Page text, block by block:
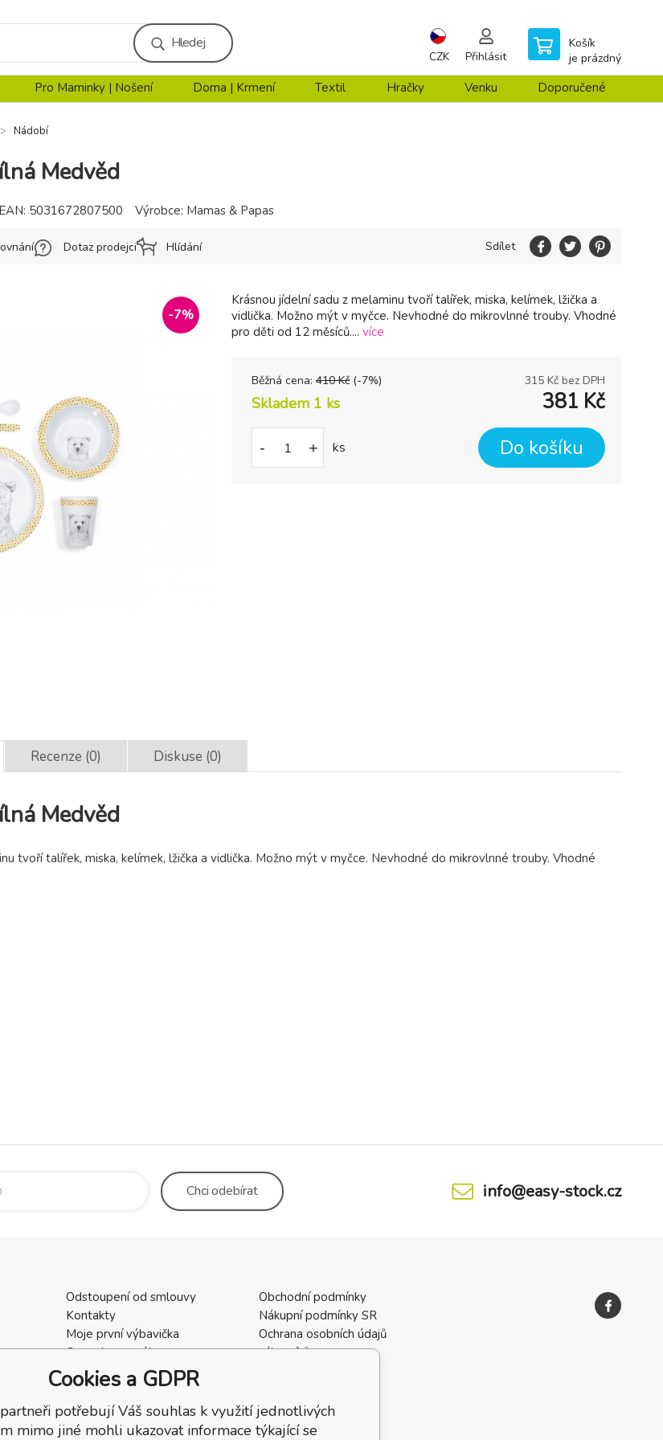
Hledej
CZK Přihlásit
Košík
je prázdný
Pro Maminky | Nošení Doma | Krmení Textil Hračky Venku Doporučené
Nádobí
Medvěd
-7%
Krásnou jídelní sadu z melaminu tvoří talířek, miska, kelímek, lžička a
vidlička. Možno mýt v myčce. Nevhodné do mikrovlnné trouby. Vhodné
pro děti od 12 měsíců.... více
Běžná cena: 410 Kč (-7%) 315 Kč bez DPH
Skladem 1 ks 381 Kč
- + ks Do košíku
EAN: 5031672807500 Výrobce: Mamas & Papas
Dotaz prodejci Hlídání Sdílet
Recenze (0) Diskuse (0)
Medvěd
tvoří talířek, miska, kelímek, lžička a vidlička. Možno mýt v myčce. Nevhodné do mikrovlnné trouby. Vhodné
Chciodebírat info@easy-stock.cz
Odstoupení od smlouvy
Kontakty
Moje první výbavička
Ceny dopravného
Vrácení zboží / Reklamace
Reklamace
Recenze
Obchodní podmínky
Nákupní podmínky SR
Ochrana osobních údajů
zákazníků
Cookies a GDPR
potřebují Váš souhlas k využití jednotlivých
mimo jiné mohli ukazovat informace týkající se